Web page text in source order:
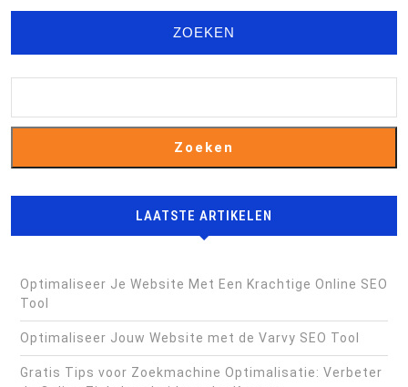
ZOEKEN
Zoeken
LAATSTE ARTIKELEN
Optimaliseer Je Website Met Een Krachtige Online SEO
Tool
Optimaliseer Jouw Website met de Varvy SEO Tool
Gratis Tips voor Zoekmachine Optimalisatie: Verbeter